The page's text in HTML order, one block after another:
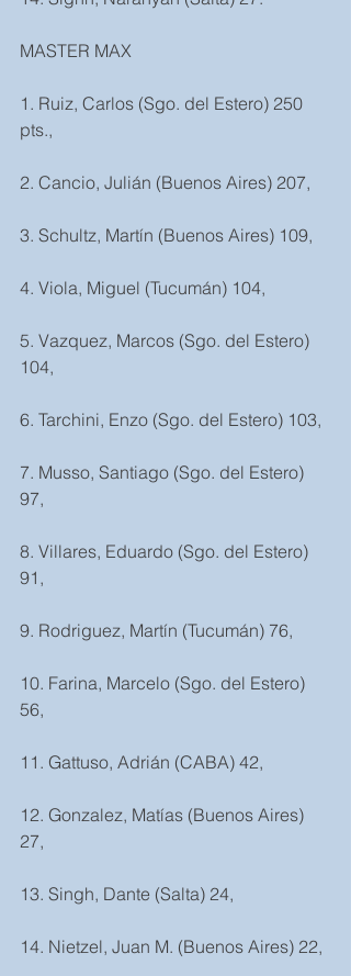
MASTER MAX
1. Ruiz, Carlos (Sgo. del Estero) 250
pts.,
2. Cancio, Julián (Buenos Aires) 207,
3. Schultz, Martín (Buenos Aires) 109,
4. Viola, Miguel (Tucumán) 104,
5. Vazquez, Marcos (Sgo. del Estero)
104,
6. Tarchini, Enzo (Sgo. del Estero) 103,
7. Musso, Santiago (Sgo. del Estero)
97,
8. Villares, Eduardo (Sgo. del Estero)
91,
9. Rodriguez, Martín (Tucumán) 76,
10. Farina, Marcelo (Sgo. del Estero)
56,
11. Gattuso, Adrián (CABA) 42,
12. Gonzalez, Matías (Buenos Aires)
27,
13. Singh, Dante (Salta) 24,
14. Nietzel, Juan M. (Buenos Aires) 22,